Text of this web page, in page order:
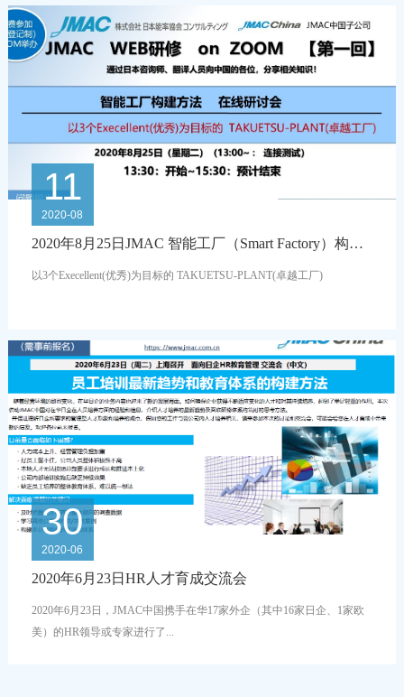
11
2020-08
2020年8月25日JMAC 智能工厂（Smart Factory）构建方法 在线研讨会开始报名
以3个Execellent(优秀)为目标的 TAKUETSU-PLANT(卓越工厂)
30
2020-06
2020年6月23日HR人才育成交流会
2020年6月23日，JMAC中国携手在华17家外企（其中16家日企、1家欧
美）的HR领导或专家进行了...